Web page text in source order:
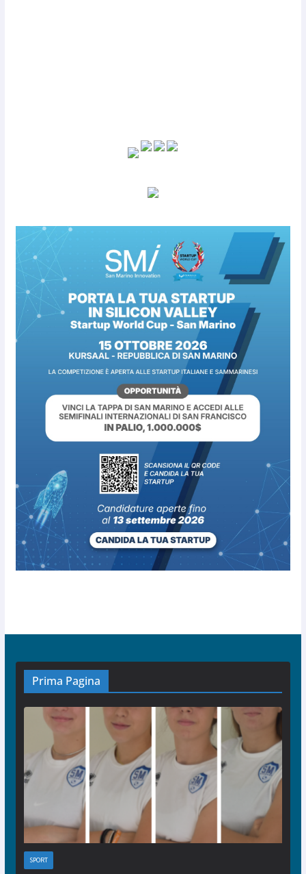
Prima Pagina
SPORT